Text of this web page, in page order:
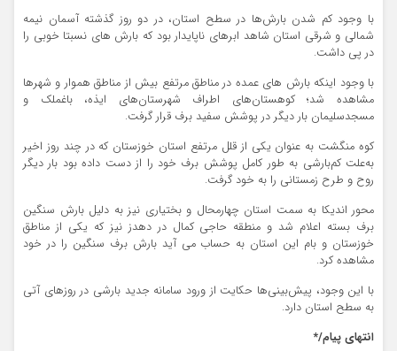
با وجود کم شدن بارش‌ها در سطح استان، در دو روز گذشته آسمان نیمه
شمالی و شرقی استان شاهد ابرهای ناپایدار بود که بارش های نسبتا خوبی را
در پی داشت.
با وجود اینکه بارش های عمده در مناطق مرتفع بیش از مناطق هموار و شهرها
مشاهده شد؛ کوهستان‌های اطراف شهرستان‌های ایذه، باغملک و
مسجدسلیمان بار دیگر در پوشش سفید برف قرار گرفت.
کوه منگشت به عنوان یکی از قلل مرتفع استان خوزستان که در چند روز اخیر
به‌علت کم‌بارشی به طور کامل پوشش برف خود را از دست داده بود بار دیگر
روح و طرح زمستانی را به خود گرفت.
محور اندیکا به سمت استان چهارمحال و بختیاری نیز به دلیل بارش سنگین
برف بسته اعلام شد و منطقه حاجی کمال در دهدز نیز که یکی از مناطق
خوزستان و بام این استان به حساب می آید بارش برف سنگین را در خود
مشاهده کرد.
با این وجود، پیش‌بینی‌ها حکایت از ورود سامانه جدید بارشی در روزهای آتی
به سطح استان دارد.
انتهای پیام/*